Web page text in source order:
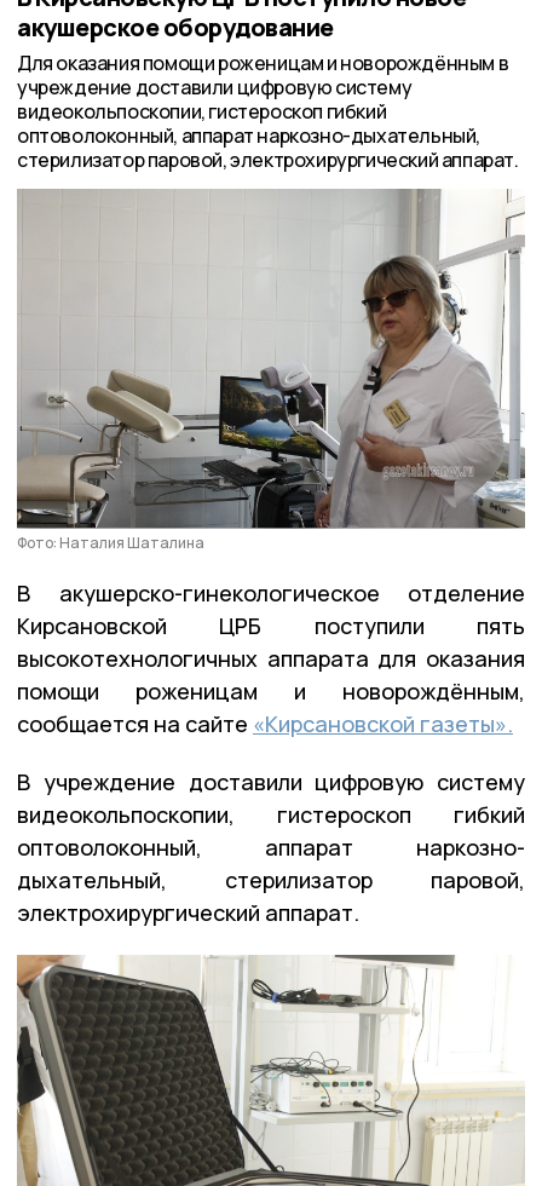
акушерское оборудование
Для оказания помощи роженицам и новорождённым в
учреждение доставили цифровую систему
видеокольпоскопии, гистероскоп гибкий
оптоволоконный, аппарат наркозно-дыхательный,
стерилизатор паровой, электрохирургический аппарат.
Фото: Наталия Шаталина
В акушерско-гинекологическое отделение
Кирсановской ЦРБ поступили пять
высокотехнологичных аппарата для оказания
помощи роженицам и новорождённым,
сообщается на сайте «Кирсановской газеты».
В учреждение доставили цифровую систему
видеокольпоскопии, гистероскоп гибкий
оптоволоконный, аппарат наркозно-
дыхательный, стерилизатор паровой,
электрохирургический аппарат.